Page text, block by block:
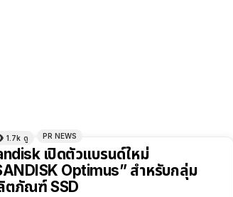
1.7k ดู PR NEWS
เปิดตัวแบรนด์ใหม่
Optimus” สำหรับกลุ่ม
ตภัณฑ์ SSD